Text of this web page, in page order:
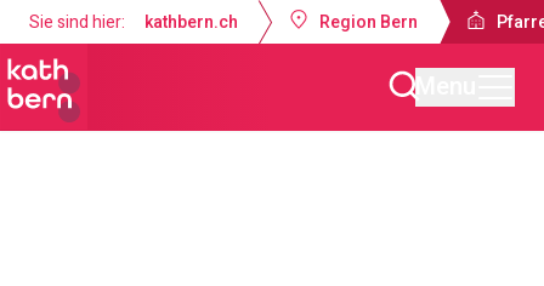
Sie sind hier: kathbern.ch Region Bern